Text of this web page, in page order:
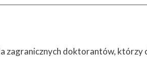
doktorantów, którzy